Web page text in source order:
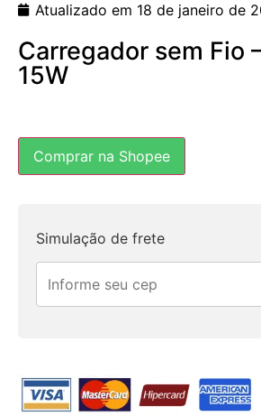
Atualizado em 18 de janeiro de
Carregador sem Fio
15W
Comprar na Shopee
Simulação de frete